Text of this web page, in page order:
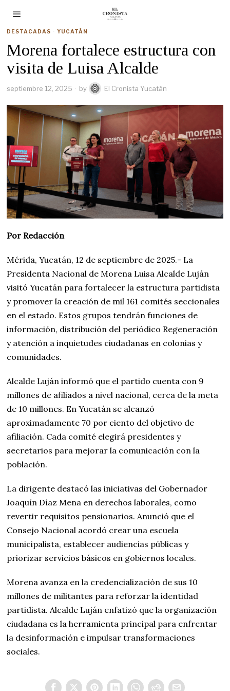
DESTACADAS · YUCATÁN
Morena fortalece estructura con
visita de Luisa Alcalde
septiembre 12, 2025 by El Cronista Yucatán
Por Redacción
Mérida, Yucatán, 12 de septiembre de 2025.- La
Presidenta Nacional de Morena Luisa Alcalde Luján
visitó Yucatán para fortalecer la estructura partidista
y promover la creación de mil 161 comités seccionales
en el estado. Estos grupos tendrán funciones de
información, distribución del periódico Regeneración
y atención a inquietudes ciudadanas en colonias y
comunidades.
Alcalde Luján informó que el partido cuenta con 9
millones de afiliados a nivel nacional, cerca de la meta
de 10 millones. En Yucatán se alcanzó
aproximadamente 70 por ciento del objetivo de
afiliación. Cada comité elegirá presidentes y
secretarios para mejorar la comunicación con la
población.
La dirigente destacó las iniciativas del Gobernador
Joaquín Díaz Mena en derechos laborales, como
revertir requisitos pensionarios. Anunció que el
Consejo Nacional acordó crear una escuela
municipalista, establecer audiencias públicas y
priorizar servicios básicos en gobiernos locales.
Morena avanza en la credencialización de sus 10
millones de militantes para reforzar la identidad
partidista. Alcalde Luján enfatizó que la organización
ciudadana es la herramienta principal para enfrentar
la desinformación e impulsar transformaciones
sociales.